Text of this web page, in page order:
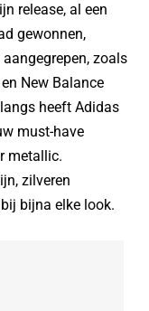
release, al een
gewonnen,
zoals
New Balance
heeft Adidas
must-have
metallic.
zilveren
bijna elke look.